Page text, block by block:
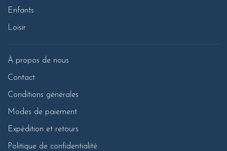
Enfants
Loisir
À propos de nous
Contact
Conditions générales
Modes de paiement
Expédition et retours
Politique de confidentialité